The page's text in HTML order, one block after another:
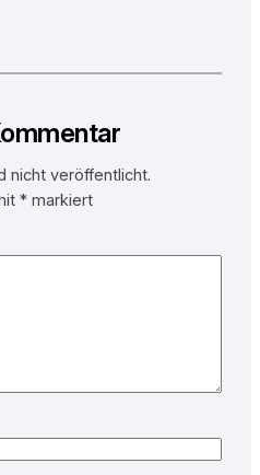
nicht veröffentlicht.
*markiert